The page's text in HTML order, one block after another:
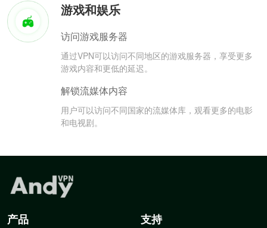
游戏和娱乐
访问游戏服务器
通过VPN可以访问不同地区的游戏服务器，享受更多
游戏内容和更低的延迟。
解锁流媒体内容
用户可以访问不同国家的流媒体库，观看更多的电影
和电视剧。
产品 支持